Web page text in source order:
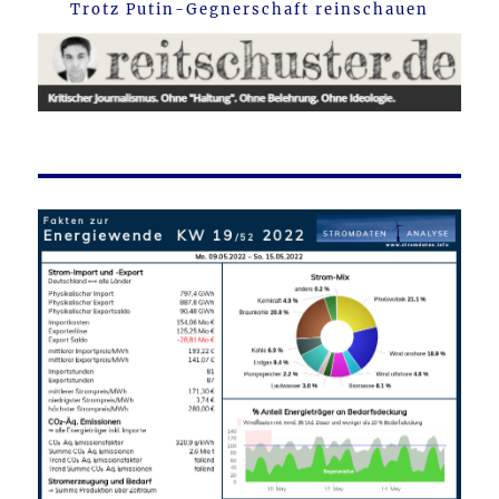
Trotz Putin-Gegnerschaft reinschauen